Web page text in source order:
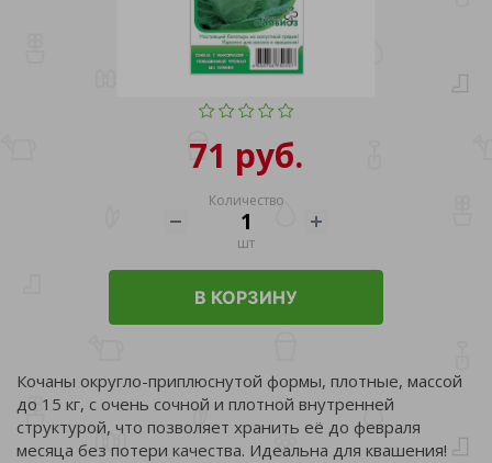
71 руб.
Количество
шт
В КОРЗИНУ
Кочаны округло-приплюснутой формы, плотные, массой
до 15 кг, с очень сочной и плотной внутренней
структурой, что позволяет хранить её до февраля
месяца без потери качества. Идеальна для квашения!